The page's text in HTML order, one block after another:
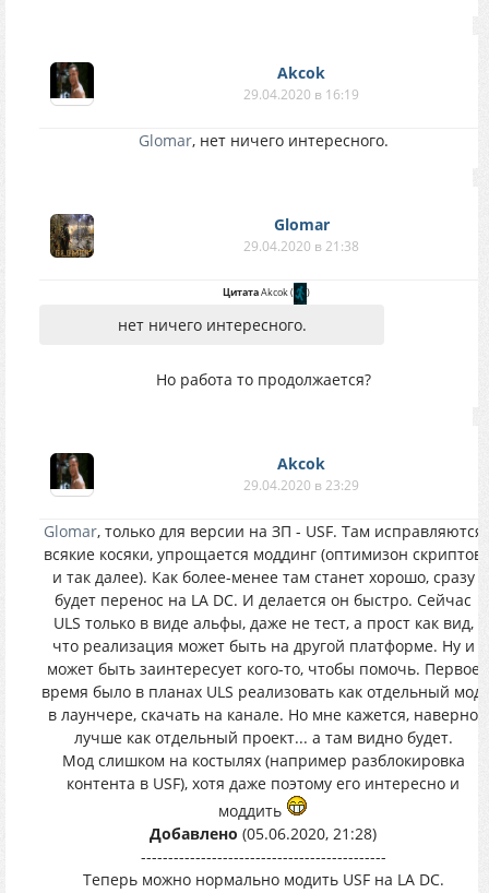
Akcok
29.04.2020 в 16:19
Glomar, нет ничего интересного.
Glomar
29.04.2020 в 21:38
ЦитатаAkcok( )
нет ничего интересного.
Но работа то продолжается?
Akcok
29.04.2020 в 23:29
Glomar, только для версии на ЗП - USF. Там исправляются
всякие косяки, упрощается моддинг (оптимизон скриптов
и так далее). Как более-менее там станет хорошо, сразу
будет перенос на LA DC. И делается он быстро. Сейчас
ULS только в виде альфы, даже не тест, а прост как вид,
что реализация может быть на другой платформе. Ну и
может быть заинтересует кого-то, чтобы помочь. Первое
время было в планах ULS реализовать как отдельный мод,
в лаунчере, скачать на канале. Но мне кажется, наверно
лучше как отдельный проект... а там видно будет.
Мод слишком на костылях (например разблокировка
контента в USF), хотя даже поэтому его интересно и
моддить
Добавлено (05.06.2020, 21:28)
---------------------------------------------
Теперь можно нормально модить USF на LA DC.